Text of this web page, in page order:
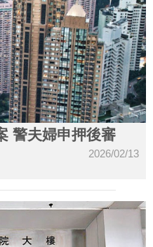
警夫婦申押後審
2026/02/13